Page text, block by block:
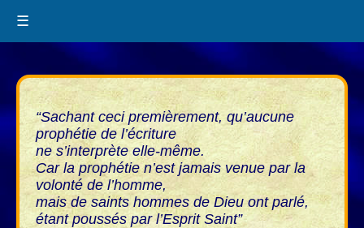
☰
“Sachant ceci premièrement, qu’aucune
prophétie de l’écriture
ne s’interprète elle-même.
Car la prophétie n’est jamais venue par la
volonté de l’homme,
mais de saints hommes de Dieu ont parlé,
étant poussés par l’Esprit Saint”